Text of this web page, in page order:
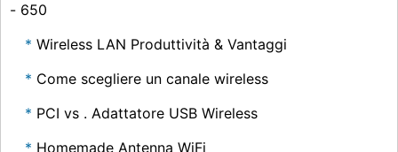
- 650
Wireless LAN Produttività & Vantaggi
Come scegliere un canale wireless
PCI vs . Adattatore USB Wireless
Homemade Antenna WiFi